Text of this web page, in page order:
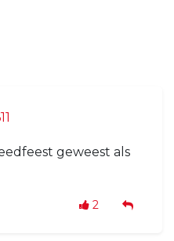
geweest als
2